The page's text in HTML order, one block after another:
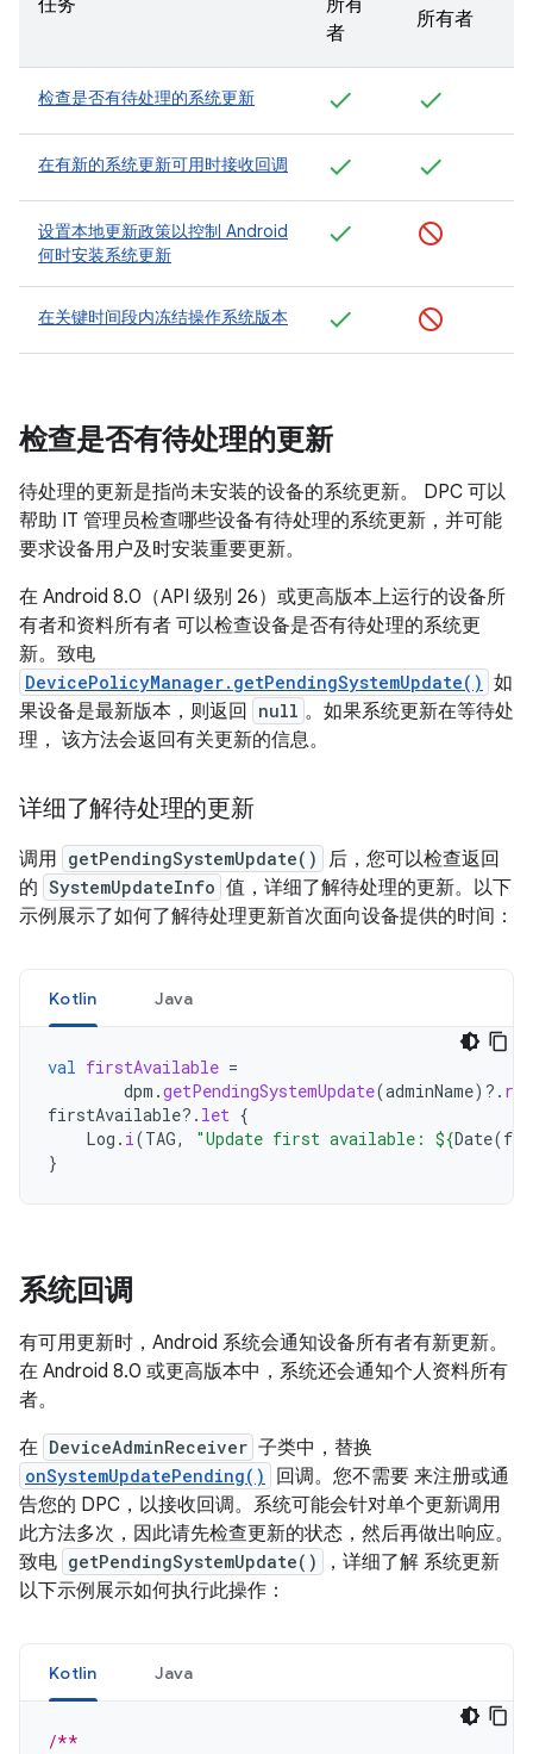
任务
所有
者
所有者
检查是否有待处理的系统更新
在有新的系统更新可用时接收回调
设置本地更新政策以控制 Android
何时安装系统更新
在关键时间段内冻结操作系统版本
检查是否有待处理的更新
待处理的更新是指尚未安装的设备的系统更新。 DPC 可以
帮助 IT 管理员检查哪些设备有待处理的系统更新，并可能
要求设备用户及时安装重要更新。
在 Android 8.0（API 级别 26）或更高版本上运行的设备所
有者和资料所有者 可以检查设备是否有待处理的系统更
新。致电
DevicePolicyManager.getPendingSystemUpdate() 如
果设备是最新版本，则返回
null 。如果系统更新在等待处
理， 该方法会返回有关更新的信息。
详细了解待处理的更新
调用 getPendingSystemUpdate()
后，您可以检查返回
的 SystemUpdateInfo 值，详细了解待处理的更新。以下
示例展示了如何了解待处理更新首次面向设备提供的时间：
Kotlin Java
val firstAvailable =
dpm .getPendingSystemUpdate(adminName) ?.
firstAvailable?. let {
Log . i(TAG, "Update first available: ${Date(
}
系统回调
有可用更新时，Android 系统会通知设备所有者有新更新。
在 Android 8.0 或更高版本中，系统还会通知个人资料所有
者。
在 DeviceAdminReceiver 子类中，替换
onSystemUpdatePending()
回调。您不需要 来注册或通
告您的 DPC，以接收回调。系统可能会针对单个更新调用
此方法多次，因此请先检查更新的状态，然后再做出响应。
致电 getPendingSystemUpdate()
，详细了解 系统更新
以下示例展示如何执行此操作：
Kotlin Java
/**